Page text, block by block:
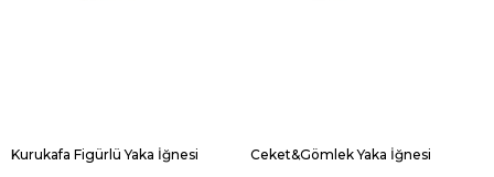
Kurukafa Figürlü Yaka İğnesi Ceket&Gömlek Yaka İğnesi